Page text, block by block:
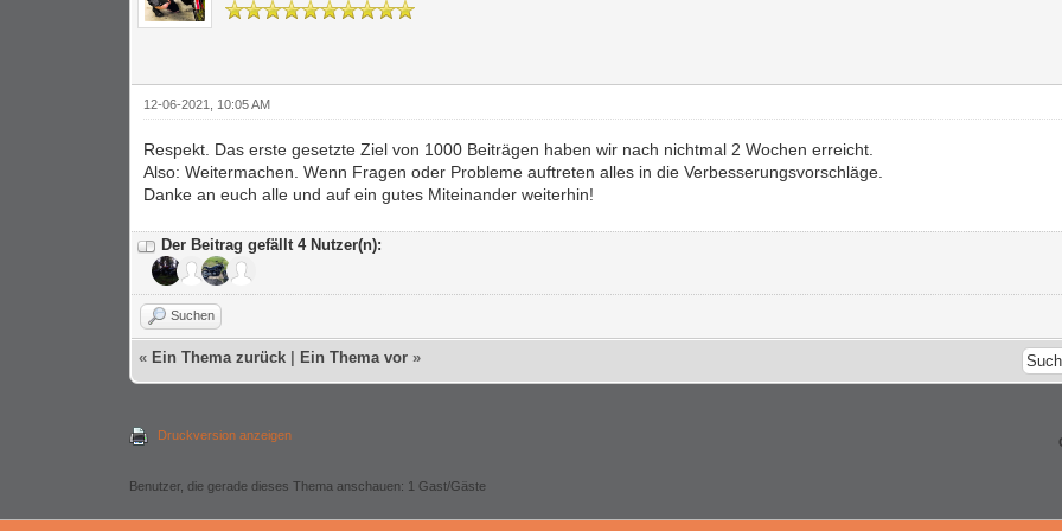
12-06-2021, 10:05 AM
Respekt. Das erste gesetzte Ziel von 1000 Beiträgen haben wir nach nichtmal 2 Wochen erreicht.
Also: Weitermachen. Wenn Fragen oder Probleme auftreten alles in die Verbesserungsvorschläge.
Danke an euch alle und auf ein gutes Miteinander weiterhin!
Der Beitrag gefällt 4 Nutzer(n):
Suchen
« Ein Thema zurück Ein Thema vor »
Druckversion anzeigen
Benutzer, die gerade dieses Thema anschauen: 1 Gast/Gäste